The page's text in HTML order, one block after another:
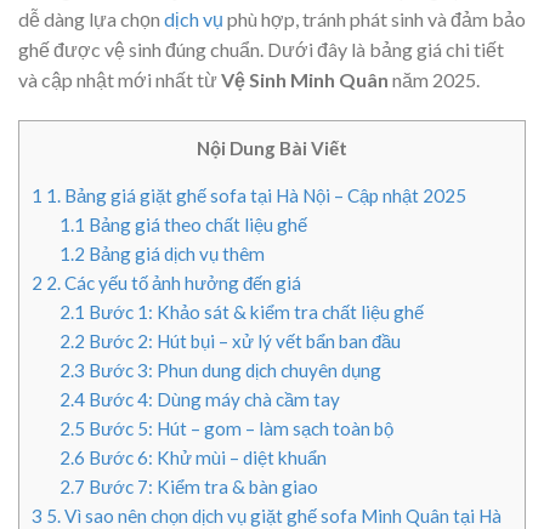
dễ dàng lựa chọn dịch vụ phù hợp, tránh phát sinh và đảm bảo
ghế được vệ sinh đúng chuẩn. Dưới đây là bảng giá chi tiết
và cập nhật mới nhất từVệ Sinh Minh Quân năm 2025.
Nội Dung Bài Viết
1 1. Bảng giá giặt ghế sofa tại Hà Nội – Cập nhật 2025
1.1 Bảng giá theo chất liệu ghế
1.2 Bảng giá dịch vụ thêm
2 2. Các yếu tố ảnh hưởng đến giá
2.1 Bước 1: Khảo sát & kiểm tra chất liệu ghế
2.2 Bước 2: Hút bụi – xử lý vết bẩn ban đầu
2.3 Bước 3: Phun dung dịch chuyên dụng
2.4Bước 4: Dùng máy chà cầm tay
2.5 Bước 5: Hút – gom – làm sạch toàn bộ
2.6 Bước 6: Khử mùi – diệt khuẩn
2.7 Bước 7: Kiểm tra & bàn giao
3 5. Vì sao nên chọn dịch vụ giặt ghế sofa Minh Quân tại Hà